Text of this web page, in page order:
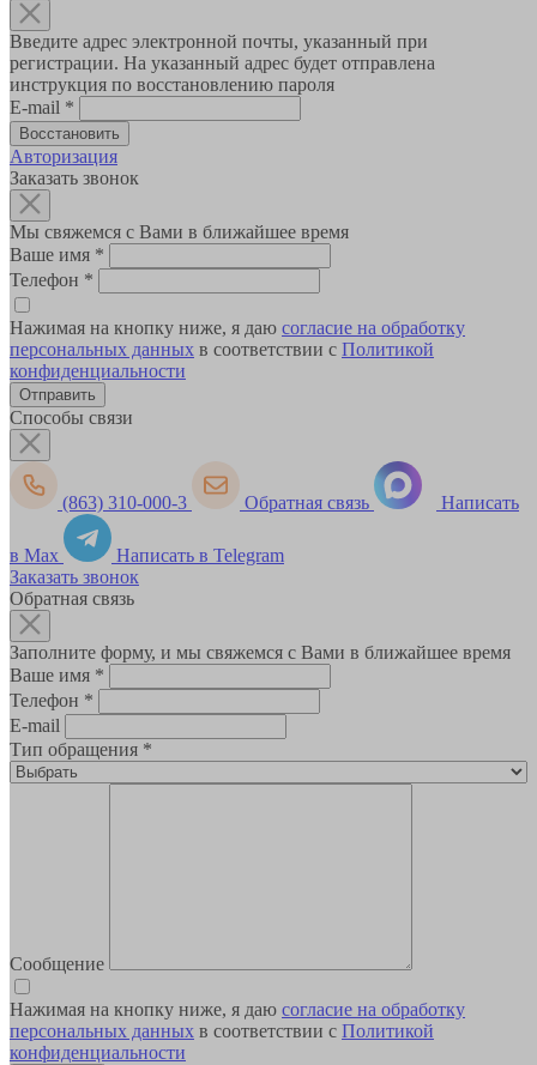
Введите адрес электронной почты, указанный при
регистрации. На указанный адрес будет отправлена
инструкция по восстановлению пароля
E-mail *
Авторизация
Заказать звонок
Мы свяжемся с Вами в ближайшее время
Ваше имя *
Телефон *
Нажимая на кнопку ниже, я даю согласие на обработку
персональных данных в соответствии с Политикой
конфиденциальности
Способы связи
(863) 310-000-3 Обратная связь Написать
в Max
Написать в Telegram
Заказать звонок
Обратная связь
Заполните форму, и мы свяжемся с Вами в ближайшее время
Ваше имя *
Телефон *
E-mail
Тип обращения *
Сообщение
Нажимая на кнопку ниже, я даю согласие на обработку
персональных данных в соответствии с Политикой
конфиденциальности